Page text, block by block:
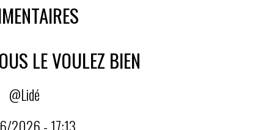
LE VOULEZ BIEN
@Lidé